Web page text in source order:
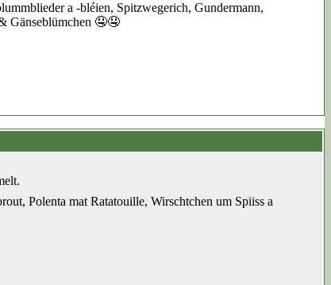
a -bléien, Spitzwegerich, Gundermann,
Gänseblümchen 🤤🤤
Polenta mat Ratatouille, Wirschtchen um Spiiss a